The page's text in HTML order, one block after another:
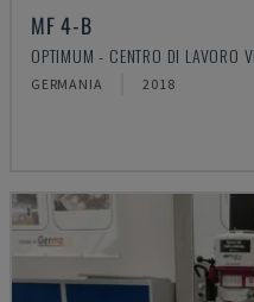
MF 4-B
OPTIMUM - CENTRO DI LAVORO
GERMANIA 2018